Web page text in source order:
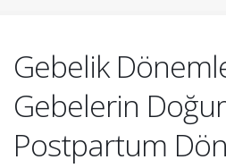
Gebelik
Gebelerin
Postpartum